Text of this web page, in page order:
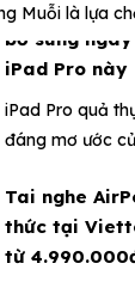
Muỗi là lựa
trong lành, an
bệnh. Đây
Tuy nhiên, theo
“người trong
iPad Pro vẫn
việc hiệu quả
chuyên nghiệp.
Tai nghe
thức tại
từ
Mới đây, tai
chính thức tại
Viettel Store
Chỉ với giá từ
Tuyệt chiêu
tiết ẩm ương